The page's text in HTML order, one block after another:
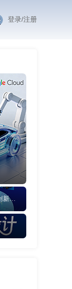
登录/注册
4月10日 亚马逊全球开店——2026智能硬件产业出海创新论坛